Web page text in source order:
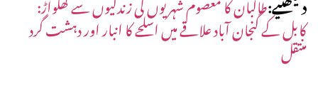
کابل کے گنجان آباد علاقے میں اسلحے کا انبار اور دہشت گرد
منتقل